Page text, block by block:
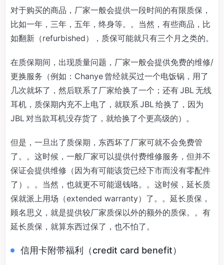
对于购买的商品，厂家一般会提供一段时间的有限质保，
比如一年，三年，五年，终身等。。当然，有些商品，比
如翻新（refurbished），质保可能就只有三个月之类的。
在质保期间，出现质量问题，厂家一般会提供免费的维修/
更换服务（例如：Chanye 曾经就买过一个电饭锅，用了
几次就坏了，然后联系了厂家给换了一个；还有 JBL 无线
耳机，质保期内充不上电了，就联系 JBL 给换了，因为
JBL 对当款耳机没存货了，就给换了个更高级的）。
但是，一旦出了质保期，东西坏了厂家可就不会免费管
了。。这时候，一般厂家可以提供付费维修服务，但并不
保证会提供维修（因为有可能该货已经下市而没有零配件
了）。。当然，也就更不可能退钱咯。。这时候，延长质
保就派上用场（extended warranty）了。。延长质保，
顾名思义，就是提供较厂家质保以外的额外的质保。。有
延长质保，就算东西过保了，也不怕了。
信用卡附带福利（credit card benefit）